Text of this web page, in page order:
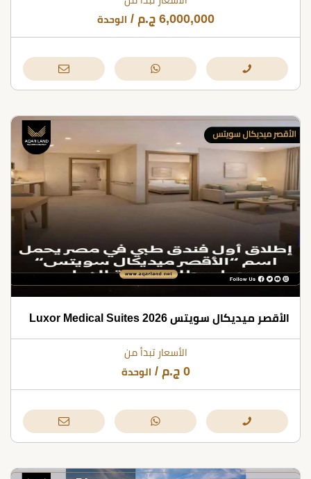
6,000,000 ج.م / الوحدة
الأقصر ميديكال سويتس Luxor Medical Suites 2026
الأسعار تبدأ من
0 ج.م / الوحدة